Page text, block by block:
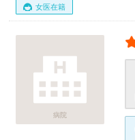
女医在籍
病院